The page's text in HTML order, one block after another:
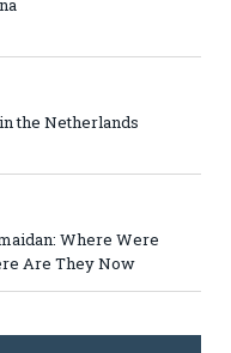
the Netherlands
Where Were
Are They Now